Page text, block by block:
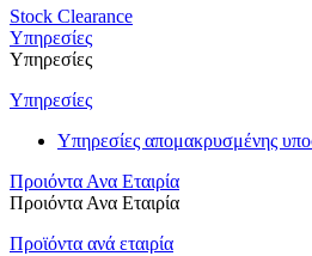
Stock Clearance
Υπηρεσίες
Υπηρεσίες
Υπηρεσίες
Υπηρεσίες απομακρυσμένης
Προιόντα Ανα Εταιρία
Προιόντα Ανα Εταιρία
Προϊόντα ανά εταιρία